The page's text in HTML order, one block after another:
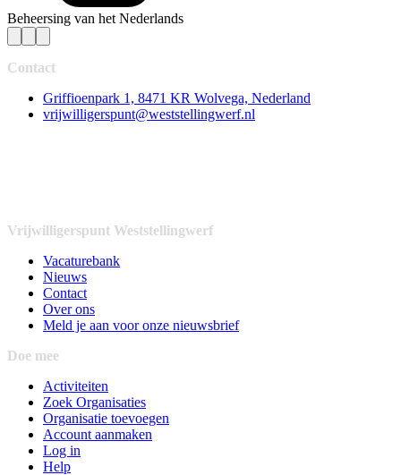
Beheersing van het Nederlands
Contact
Griffioenpark 1, 8471 KR Wolvega, Nederland
vrijwilligerspunt@weststellingwerf.nl
Vrijwilligerspunt Weststellingwerf
Vacaturebank
Nieuws
Contact
Over ons
Meld je aan voor onze nieuwsbrief
Doe mee
Activiteiten
Zoek Organisaties
Organisatie toevoegen
Account aanmaken
Log in
Help